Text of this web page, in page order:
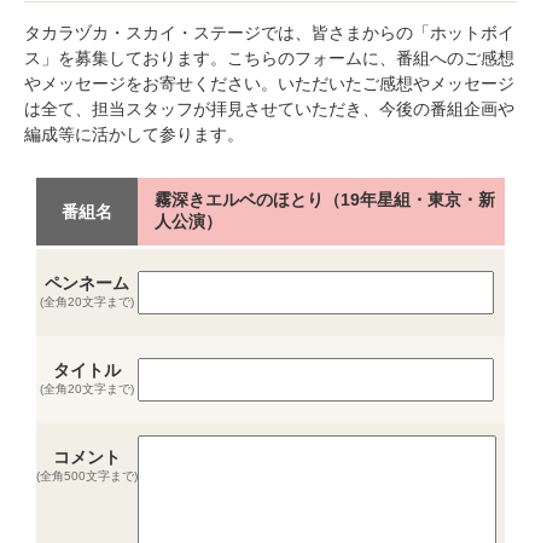
タカラヅカ・スカイ・ステージでは、皆さまからの「ホットボイ
ス」を募集しております。こちらのフォームに、番組へのご感想
やメッセージをお寄せください。いただいたご感想やメッセージ
は全て、担当スタッフが拝見させていただき、今後の番組企画や
編成等に活かして参ります。
番組名
霧深きエルベのほとり（19年星組・東京・新
人公演）
ペンネーム
(全角20文字まで)
タイトル
(全角20文字まで)
コメント
(全角500文字まで)